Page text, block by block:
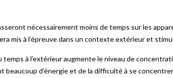
nécessairement moins de temps sur les
mis à l’épreuve dans un contexte extérieur et
temps à l’extérieur augmente le niveau de
beaucoup d’énergie et de la difficulté à se